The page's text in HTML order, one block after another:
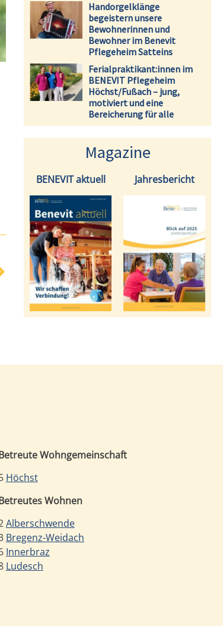
Handorgelklänge
begeistern unsere
Bewohnerinnen und
Bewohner im Benevit
Pflegeheim Satteins
Ferialpraktikant:innen im
BENEVIT Pflegeheim
Höchst/Fußach – jung,
motiviert und eine
Bereicherung für alle
Magazine
BENEVIT aktuell Jahresbericht
Wohngemeinschaft
Höchst
Wohnen
Alberschwende
Bregenz-Weidach
Innerbraz
Ludesch